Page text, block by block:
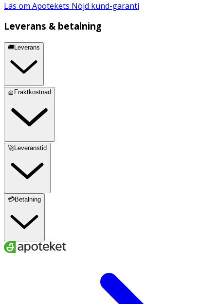
Läs om Apotekets Nöjd kund-garanti
Leverans & betalning
🚚Leverans
🧺Fraktkostnad
🚀Leveranstid
💳Betalning